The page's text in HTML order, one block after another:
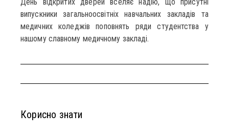
випускники загальноосвітніх навчальних закладів та
медичних коледжів поповнять ряди студентства у
нашому славному медичному закладі.
Корисно знати